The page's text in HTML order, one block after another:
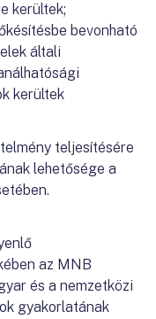
kerültek;
bevonható
általi
kerültek
teljesítésére
lehetősége a
az MNB
és a nemzetközi
gyakorlatának